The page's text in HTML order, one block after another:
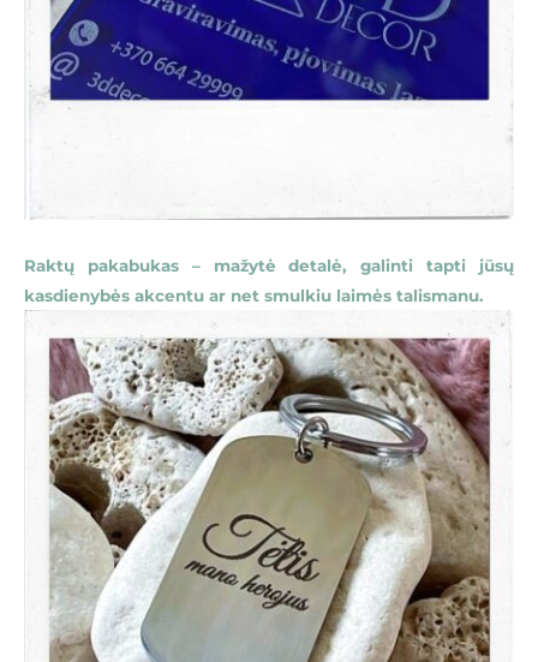
Raktų pakabukas – mažytė detalė, galinti tapti jūsų
kasdienybės akcentu ar net smulkiu laimės talismanu.